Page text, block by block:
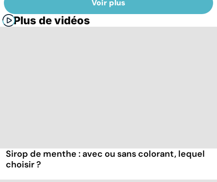
Voir plus
Plus de vidéos
Sirop de menthe : avec ou sans colorant, lequel
choisir ?